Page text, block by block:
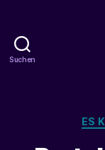
Suchen
ES